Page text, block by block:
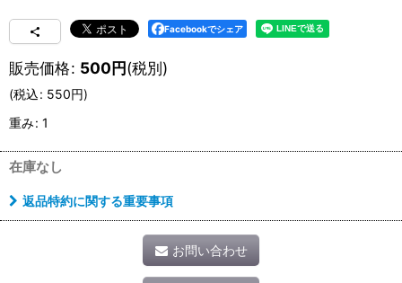
Facebookでシェア
販売価格: 500円(税別)
(税込: 550円)
重み: 1
在庫なし
返品特約に関する重要事項
お問い合わせ